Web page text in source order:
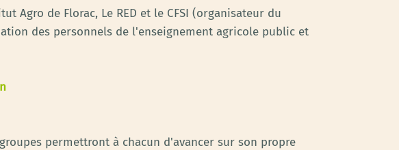
Agro de Florac, Le RED et le CFSI (organisateur du
des personnels de l'enseignement agricole public et
permettront à chacun d'avancer sur son propre